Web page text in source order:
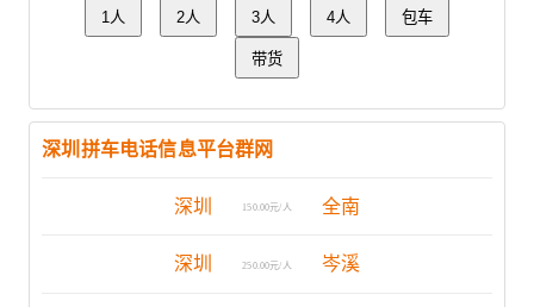
1人 2人 3人 4人 包车
带货
深圳拼车电话信息平台群网
深圳 150.00元/人 全南
深圳 250.00元/人 岑溪